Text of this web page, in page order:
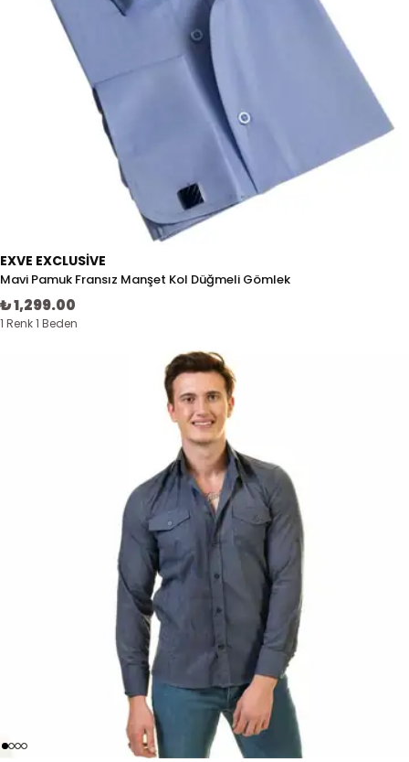
EXVE EXCLUSIVE
Mavi Pamuk Fransız Manşet Kol Düğmeli Gömlek
₺ 1,299.00
1 Renk 1 Beden